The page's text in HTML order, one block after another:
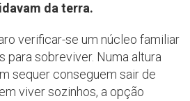
da terra.
verificar-se um núcleo familiar
para sobreviver. Numa altura
sequer conseguem sair de
viver sozinhos, a opção